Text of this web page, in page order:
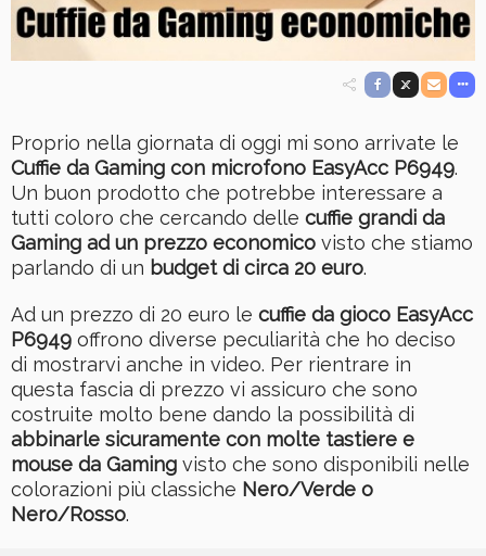
Proprio nella giornata di oggi mi sono arrivate le
Cuffie da Gaming con microfono EasyAcc P6949.
Un buon prodotto che potrebbe interessare a
tutti coloro che cercando delle cuffie grandi da
Gaming ad un prezzo economico visto che stiamo
parlando di un budget di circa 20 euro.
Ad un prezzo di 20 euro le cuffie da gioco EasyAcc
P6949 offrono diverse peculiarità che ho deciso
di mostrarvi anche in video. Per rientrare in
questa fascia di prezzo vi assicuro che sono
costruite molto bene dando la possibilità di
abbinarle sicuramente con molte tastiere e
mouse da Gaming visto che sono disponibili nelle
colorazioni più classiche Nero/Verde o
Nero/Rosso.